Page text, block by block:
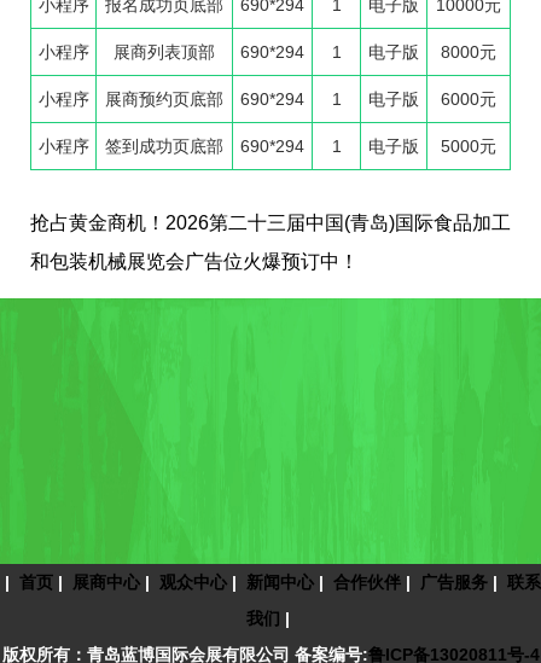
小程序 报名成功页底部 690*294 1 电子版 10000元
小程序 展商列表顶部 690*294 1 电子版 8000元
小程序 展商预约页底部 690*294 1 电子版 6000元
小程序 签到成功页底部 690*294 1 电子版 5000元
抢占黄金商机！2026第二十三届中国(青岛)国际食品加工
和包装机械展览会广告位火爆预订中！
| 首页 | 展商中心 | 观众中心 | 新闻中心 | 合作伙伴 | 广告服务 | 联系
我们 |
版权所有：青岛蓝博国际会展有限公司 备案编号:鲁ICP备13020811号-4